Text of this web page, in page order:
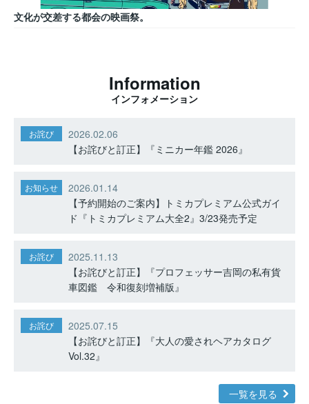
文化が交差する都会の映画祭。
Information
インフォメーション
お詫び
2026.02.06
【お詫びと訂正】『ミニカー年鑑 2026』
お知らせ
2026.01.14
【予約開始のご案内】トミカプレミアム公式ガイ
ド『トミカプレミアム大全2』3/23発売予定
お詫び
2025.11.13
【お詫びと訂正】『プロフェッサー吉岡の私有貨
車図鑑 令和復刻増補版』
お詫び
2025.07.15
【お詫びと訂正】『大人の愛されヘアカタログ
Vol.32』
一覧を見る